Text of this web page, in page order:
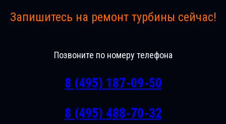
Запишитесь на ремонт турбины сейчас!
Позвоните по номеру телефона
8 (495) 187-09-50
8 (495) 488-70-32